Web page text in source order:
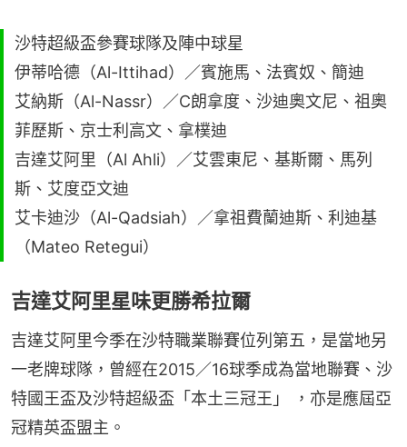
沙特超級盃參賽球隊及陣中球星
伊蒂哈德（Al-Ittihad）／賓施馬、法賓奴、簡迪
艾納斯（Al-Nassr）／C朗拿度、沙迪奧文尼、祖奧
菲歷斯、京士利高文、拿樸迪
吉達艾阿里（Al Ahli）／艾雲東尼、基斯爾、馬列
斯、艾度亞文迪
艾卡迪沙（Al-Qadsiah）／拿祖費蘭迪斯、利迪基
（Mateo Retegui）
吉達艾阿里星味更勝希拉爾
吉達艾阿里今季在沙特職業聯賽位列第五，是當地另
一老牌球隊，曾經在2015／16球季成為當地聯賽、沙
特國王盃及沙特超級盃「本土三冠王」 ，亦是應屆亞
冠精英盃盟主。